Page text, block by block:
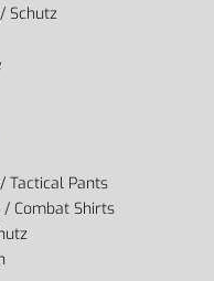
Schutz
Tactical Pants
Combat Shirts